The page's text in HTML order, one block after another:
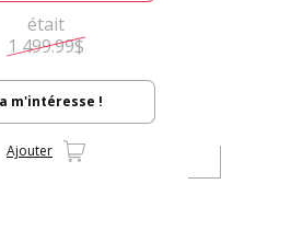
était
1 499.99$
m'intéresse !
Ajouter